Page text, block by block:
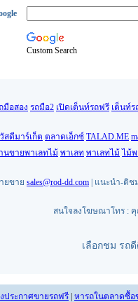
Custom Search
มือสอง รถมือ2 เปิดเต็นท์รถฟรี เต็นท์ร
สดีมาร์เก็ต ตลาดเอ็กซ์ TALAD.ME
นขายพาเลทไม้ พาเลท พาเลทไม้ ไม้พ
ยขาย sales@rod-dd.com | แนะนำ-ติ
สนใจลงโฆษณาโทร : คุ
เลือกชม รถ
ประกาศขายรถฟรี หารถในตลาดซื้อ